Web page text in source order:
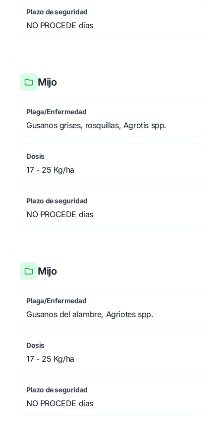
Plazo de seguridad
NO PROCEDE días
Mijo
Plaga/Enfermedad
Gusanos grises, rosquillas, Agrotis spp.
Dosis
17 - 25 Kg/ha
Plazo de seguridad
NO PROCEDE días
Mijo
Plaga/Enfermedad
Gusanos del alambre, Agriotes spp.
Dosis
17 - 25 Kg/ha
Plazo de seguridad
NO PROCEDE días